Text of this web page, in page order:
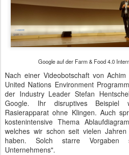
Google auf der Farm & Food 4.0
Nach einer Videobotschaft von
United Nations Environment
der Industry Leader Stefan
Google. Ihr disruptives Beispiel
Rasierapparat ohne Klingen. Auch
kostenintensive Thema
welches wir schon seit vielen
haben. Solch starre
Unternehmens".